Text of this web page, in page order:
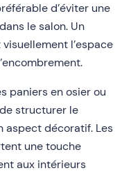
d’éviter une
le salon. Un
l’espace
paniers en osier ou
structurer le
aspect décoratif. Les
une touche
aux intérieurs